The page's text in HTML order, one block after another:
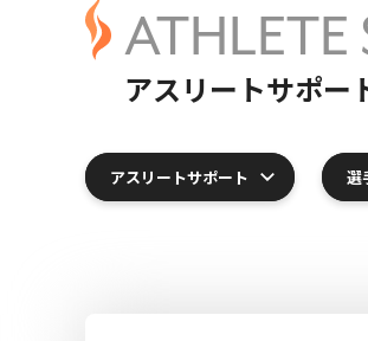
ATHLETE
アスリートサポー
アスリートサポート 選